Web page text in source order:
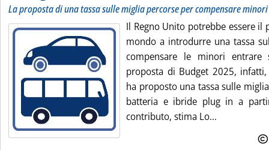
La proposta di una tassa sulle miglia percorse per compensare
Il Regno Unito potrebbe essere il
mondo a introdurre una tassa
compensare le minori entrare
proposta di Budget 2025,
ha proposto una tassa sulle
batteria e ibride plug in a
contributo, stima Lo...